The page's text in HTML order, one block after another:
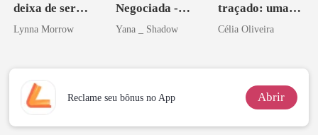
deixa de ser
submissa
Lynna Morrow
Negociada -
Uma flor para o
Yana _ Shadow
traçado: uma
babá na fazenda
Célia Oliveira
Reclame seu bônus no App Abrir